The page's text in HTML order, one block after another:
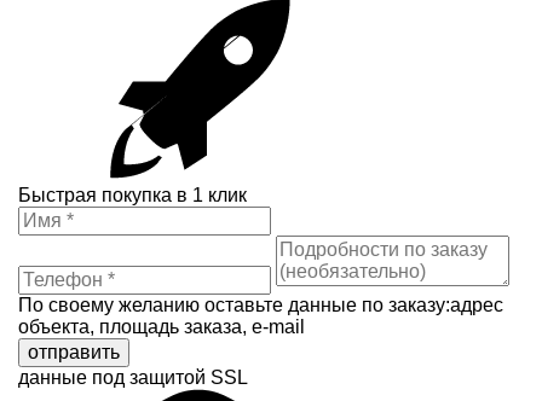
Быстрая покупка в 1 клик
По своему желанию оставьте данные по заказу:адрес
объекта, площадь заказа, e-mail
отправить
данные под защитой SSL